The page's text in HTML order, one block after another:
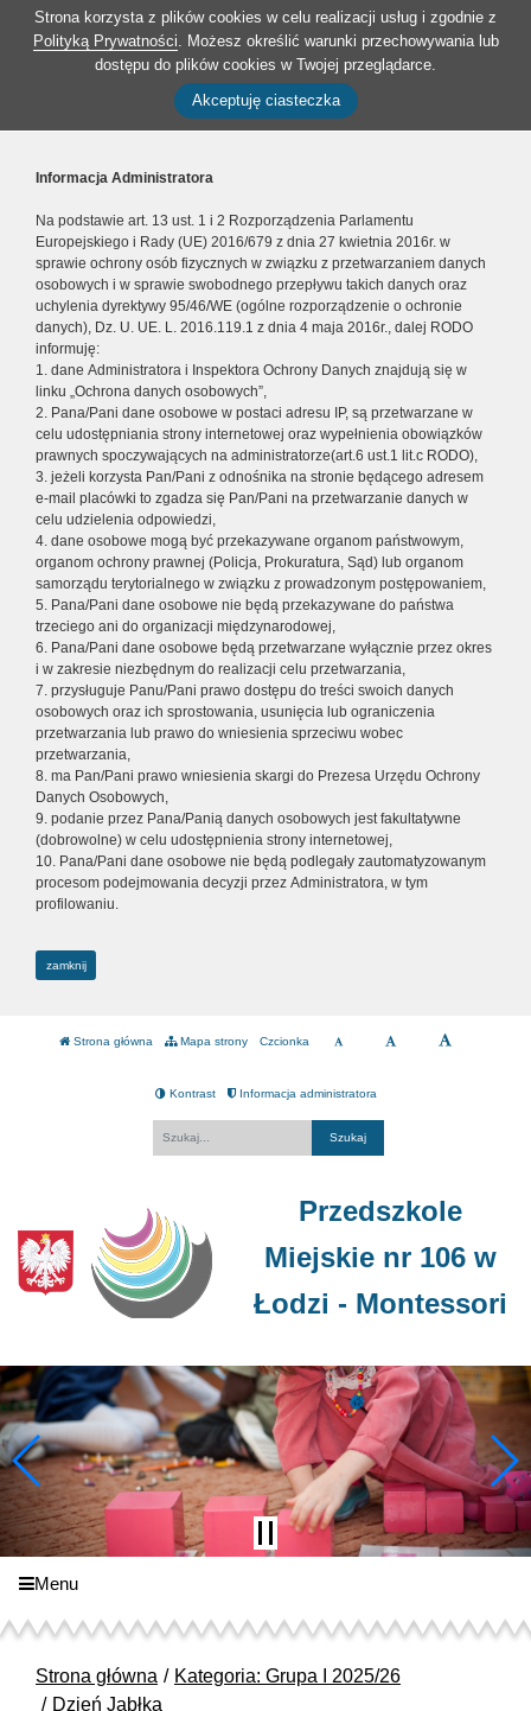
Strona korzysta z plików cookies w celu realizacji usług i zgodnie z
Polityką Prywatności. Możesz określić warunki przechowywania lub
dostępu do plików cookies w Twojej przeglądarce.
Akceptuję ciasteczka
Informacja Administratora
Na podstawie art. 13 ust. 1 i 2 Rozporządzenia Parlamentu
Europejskiego i Rady (UE) 2016/679 z dnia 27 kwietnia 2016r. w
sprawie ochrony osób fizycznych w związku z przetwarzaniem danych
osobowych i w sprawie swobodnego przepływu takich danych oraz
uchylenia dyrektywy 95/46/WE (ogólne rozporządzenie o ochronie
danych), Dz. U. UE. L. 2016.119.1 z dnia 4 maja 2016r., dalej RODO
informuję:
1. dane Administratora i Inspektora Ochrony Danych znajdują się w
linku „Ochrona danych osobowych”,
2. Pana/Pani dane osobowe w postaci adresu IP, są przetwarzane w
celu udostępniania strony internetowej oraz wypełnienia obowiązków
prawnych spoczywających na administratorze(art.6 ust.1 lit.c RODO),
3. jeżeli korzysta Pan/Pani z odnośnika na stronie będącego adresem
e-mail placówki to zgadza się Pan/Pani na przetwarzanie danych w
celu udzielenia odpowiedzi,
4. dane osobowe mogą być przekazywane organom państwowym,
organom ochrony prawnej (Policja, Prokuratura, Sąd) lub organom
samorządu terytorialnego w związku z prowadzonym postępowaniem,
5. Pana/Pani dane osobowe nie będą przekazywane do państwa
trzeciego ani do organizacji międzynarodowej,
6. Pana/Pani dane osobowe będą przetwarzane wyłącznie przez okres
i w zakresie niezbędnym do realizacji celu przetwarzania,
7. przysługuje Panu/Pani prawo dostępu do treści swoich danych
osobowych oraz ich sprostowania, usunięcia lub ograniczenia
przetwarzania lub prawo do wniesienia sprzeciwu wobec
przetwarzania,
8. ma Pan/Pani prawo wniesienia skargi do Prezesa Urzędu Ochrony
Danych Osobowych,
9. podanie przez Pana/Panią danych osobowych jest fakultatywne
(dobrowolne) w celu udostępnienia strony internetowej,
10. Pana/Pani dane osobowe nie będą podlegały zautomatyzowanym
procesom podejmowania decyzji przez Administratora, w tym
profilowaniu.
zamknij
Strona główna Mapa strony Czcionka
Kontrast Informacja administratora
Przedszkole
Miejskie nr 106 w
Łodzi - Montessori
Menu
Strona główna
Kategoria: Grupa I 2025/26
Dzień Jabłka